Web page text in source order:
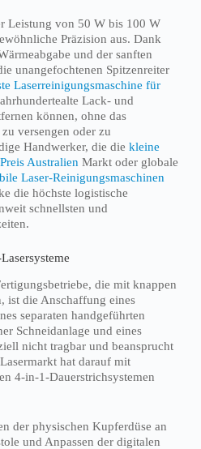
Leistung von 50 W bis 100 W
Präzision aus. Dank
und der sanften
unangefochtenen Spitzenreiter
Laserreinigungsmaschine für
Lack- und
können, ohne das
versengen oder zu
Handwerker, die die kleine
Australien Markt oder globale
Laser-Reinigungsmaschinen
die höchste logistische
schnellsten und
die mit knappen
ist die Anschaffung eines
separaten handgeführten
Schneidanlage und eines
nicht tragbar und beansprucht
hat darauf mit
4-in-1-Dauerstrichsystemen
der physischen Kupferdüse an
und Anpassen der digitalen